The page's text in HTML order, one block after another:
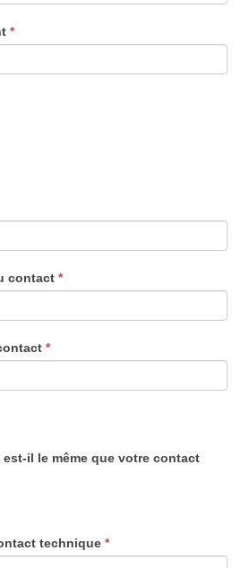
*
contact *
*
il le même que votre contact
technique *